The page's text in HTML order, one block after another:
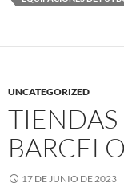
UNCATEGORIZED
TIENDAS
17 DE JUNIO DE 2023